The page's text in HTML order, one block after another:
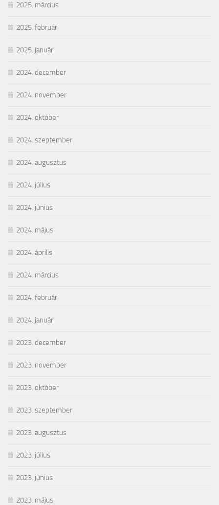
2025. március
2025. február
2025. január
2024. december
2024. november
2024. október
2024. szeptember
2024. augusztus
2024. július
2024. június
2024. május
2024. április
2024. március
2024. február
2024. január
2023. december
2023. november
2023. október
2023. szeptember
2023. augusztus
2023. július
2023. június
2023. május